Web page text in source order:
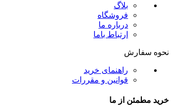
بلاگ
فروشگاه
درباره ما
ارتباط باما
نحوه سفارش
راهنمای خرید
قوانین و مقررات
خرید مطمئن از ما